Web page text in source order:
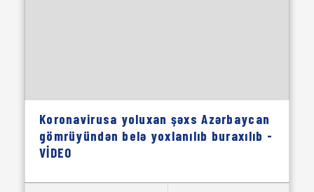
Koronavirusa yoluxan şəxs Azərbaycan
gömrüyündən belə yoxlanılıb buraxılıb -
VİDEO